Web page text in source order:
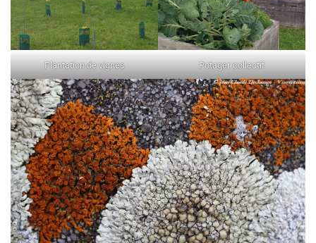
Plantation de vignes Potager collectif